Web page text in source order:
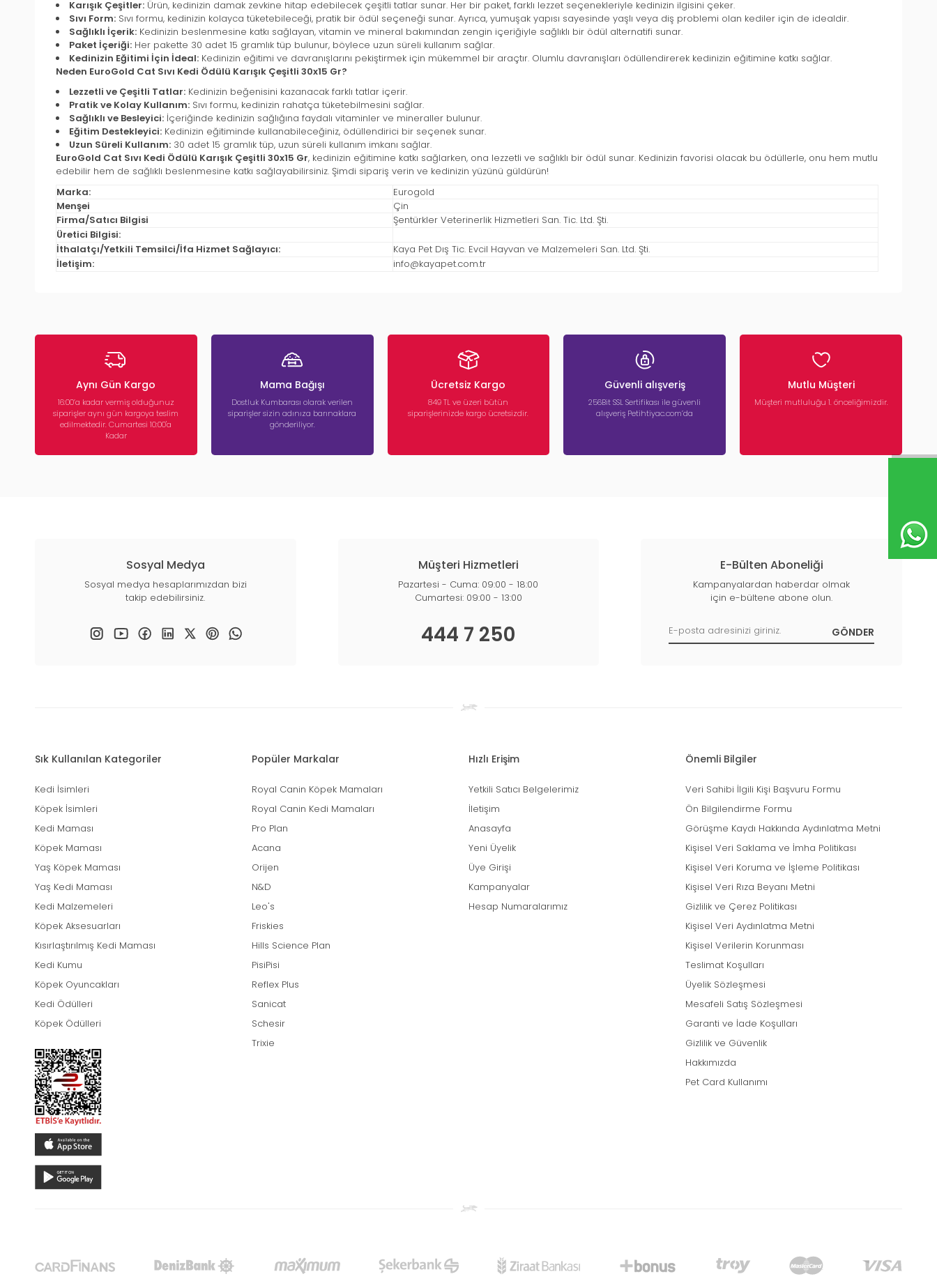
Karışık Çeşitler: Ürün, kedinizin damak zevkine hitap edebilecek çeşitli tatlar sunar. Her bir paket, farklı lezzet seçenekleriyle kedinizin ilgisini çeker.
Sıvı Form: Sıvı formu, kedinizin kolayca tüketebileceği, pratik bir ödül seçeneği sunar. Ayrıca, yumuşak yapısı sayesinde yaşlı veya diş problemi olan kediler için de idealdir.
Sağlıklı İçerik: Kedinizin beslenmesine katkı sağlayan, vitamin ve mineral bakımından zengin içeriğiyle sağlıklı bir ödül alternatifi sunar.
Paket İçeriği: Her pakette 30 adet 15 gramlık tüp bulunur, böylece uzun süreli kullanım sağlar.
Kedinizin Eğitimi İçin İdeal: Kedinizin eğitimi ve davranışlarını pekiştirmek için mükemmel bir araçtır. Olumlu davranışları ödüllendirerek kedinizin eğitimine katkı sağlar.
Neden EuroGold Cat Sıvı Kedi Ödülü Karışık Çeşitli 30x15 Gr?
Lezzetli ve Çeşitli Tatlar: Kedinizin beğenisini kazanacak farklı tatlar içerir.
Pratik ve Kolay Kullanım: Sıvı formu, kedinizin rahatça tüketebilmesini sağlar.
Sağlıklı ve Besleyici: İçeriğinde kedinizin sağlığına faydalı vitaminler ve mineraller bulunur.
Eğitim Destekleyici: Kedinizin eğitiminde kullanabileceğiniz, ödüllendirici bir seçenek sunar.
Uzun Süreli Kullanım: 30 adet 15 gramlık tüp, uzun süreli kullanım imkanı sağlar.
EuroGold Cat Sıvı Kedi Ödülü Karışık Çeşitli 30x15 Gr, kedinizin eğitimine katkı sağlarken, ona lezzetli ve sağlıklı bir ödül sunar. Kedinizin favorisi olacak bu ödüllerle, onu hem mutlu
edebilir hem de sağlıklı beslenmesine katkı sağlayabilirsiniz. Şimdi sipariş verin ve kedinizin yüzünü güldürün!
Marka:
Eurogold
Menşei
Çin
Firma/Satıcı Bilgisi
Şentürkler Veterinerlik Hizmetleri San. Tic. Ltd. Şti.
Üretici Bilgisi:
İthalatçı/Yetkili Temsilci/İfa Hizmet Sağlayıcı:
Kaya Pet Dış Tic. Evcil Hayvan ve Malzemeleri San. Ltd. Şti.
İletişim:
info@kayapet.com.tr
Aynı Gün Kargo
16:00’a kadar vermiş olduğunuz
siparişler aynı gün kargoya teslim
edilmektedir. Cumartesi 10:00'a
Kadar
Mama Bağışı
Dostluk Kumbarası olarak verilen
siparişler sizin adınıza barınaklara
gönderiliyor.
Ücretsiz Kargo
849 TL ve üzeri bütün
siparişlerinizde kargo ücretsizdir.
Güvenli alışveriş
256Bit SSL Sertifikası ile güvenli
alışveriş Petihtiyac.com’da
Mutlu Müşteri
Müşteri mutluluğu 1. önceliğimizdir.
Sosyal Medya
Sosyal medya hesaplarımızdan bizi
takip edebilirsiniz.
Müşteri Hizmetleri
Pazartesi - Cuma: 09:00 - 18:00
Cumartesi: 09:00 - 13:00
444 7 250
E-Bülten Aboneliği
Kampanyalardan haberdar olmak
için e-bültene abone olun.
Sık Kullanılan Kategoriler
Kedi İsimleri
Köpek İsimleri
Kedi Maması
Köpek Maması
Yaş Köpek Maması
Yaş Kedi Maması
Kedi Malzemeleri
Köpek Aksesuarları
Kısırlaştırılmış Kedi Maması
Kedi Kumu
Köpek Oyuncakları
Kedi Ödülleri
Köpek Ödülleri
Popüler Markalar
Royal Canin Köpek Mamaları
Royal Canin Kedi Mamaları
Pro Plan
Acana
Orijen
N&D
Leo's
Friskies
Hills Science Plan
PisiPisi
Reflex Plus
Sanicat
Schesir
Trixie
Hızlı Erişim
Yetkili Satıcı Belgelerimiz
İletişim
Anasayfa
Yeni Üyelik
Üye Girişi
Kampanyalar
Hesap Numaralarımız
Önemli Bilgiler
Veri Sahibi İlgili Kişi Başvuru Formu
Ön Bilgilendirme Formu
Görüşme Kaydı Hakkında Aydınlatma Metni
Kişisel Veri Saklama ve İmha Politikası
Kişisel Veri Koruma ve İşleme Politikası
Kişisel Veri Rıza Beyanı Metni
Gizlilik ve Çerez Politikası
Kişisel Veri Aydınlatma Metni
Kişisel Verilerin Korunması
Teslimat Koşulları
Üyelik Sözleşmesi
Mesafeli Satış Sözleşmesi
Garanti ve İade Koşulları
Gizlilik ve Güvenlik
Hakkımızda
Pet Card Kullanımı